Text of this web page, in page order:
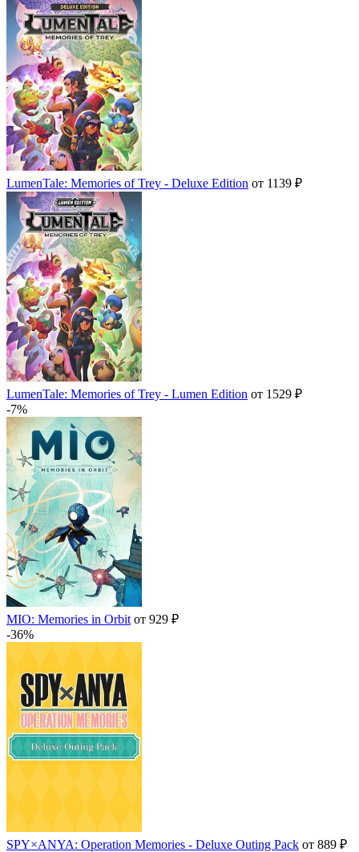
LumenTale: Memories of Trey - Deluxe Edition от 1139 ₽
LumenTale: Memories of Trey - Lumen Edition от 1529 ₽
-7%
MIO: Memories in Orbit от 929 ₽
-36%
SPY×ANYA: Operation Memories - Deluxe Outing Pack от 889 ₽